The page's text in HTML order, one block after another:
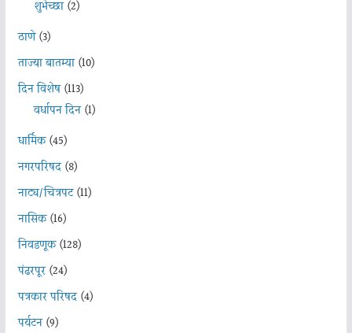
शुभेच्छा(2)
ठाणे(3)
ताज्या बातम्या(10)
दिन विशेष(113)
वर्धापन दिन(1)
धार्मिक(45)
नगरपरिषद(8)
नाट्य/चित्रपट(11)
नासिक(16)
निवडणूक(128)
पंढरपूर(24)
पत्रकार परिषद(4)
पर्यटन(9)